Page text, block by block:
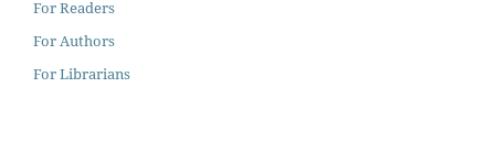
For Readers
For Authors
For Librarians